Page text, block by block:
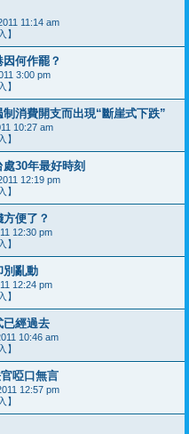
11:14 am
】
何作罷？
3:00 pm
】
消費開支而出現“斷崖式下跌”
10:27 am
】
30年最好時刻
12:19 pm
】
便了？
12:30 pm
】
別亂動
12:24 pm
】
已經過去
10:46 am
】
啞口無言
12:57 pm
】